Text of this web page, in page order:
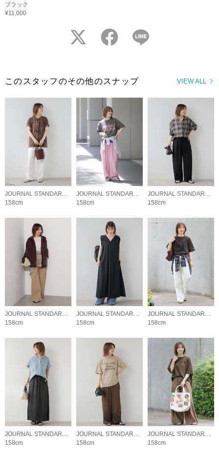
ブラック
¥11,000
twitter facebook
VIEW ALL
このスタッフのその他のスナップ
JOURNAL STANDARD relume LADYS
158cm
JOURNAL STANDARD relume LADYS
158cm
JOURNAL STANDARD relume LADYS
158cm
JOURNAL STANDARD relume LADYS
158cm
JOURNAL STANDARD relume LADYS
158cm
JOURNAL STANDARD relume LADYS
158cm
JOURNAL STANDARD relume LADYS
158cm
JOURNAL STANDARD relume LADYS
158cm
JOURNAL STANDARD relume LADYS
158cm